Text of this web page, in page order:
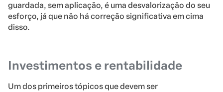
guardada, sem aplicação, é uma desvalorização do seu
esforço, já que não há correção significativa em cima
disso.
Investimentos e rentabilidade
Um dos primeiros tópicos que devem ser